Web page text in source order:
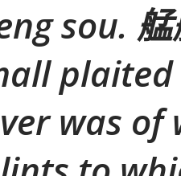
sou.
plaited
was of